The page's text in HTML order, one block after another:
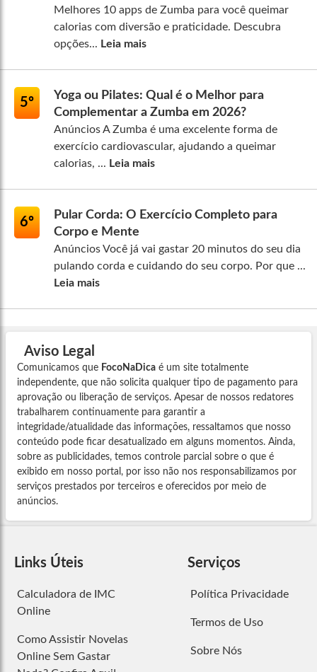
Melhores 10 apps de Zumba para você queimar
calorias com diversão e praticidade. Descubra
opções... Leia mais
5º
Yoga ou Pilates: Qual é o Melhor para
Complementar a Zumba em 2026?
Anúncios A Zumba é uma excelente forma de
exercício cardiovascular, ajudando a queimar
calorias, ... Leia mais
6º
Pular Corda: O Exercício Completo para
Corpo e Mente
Anúncios Você já vai gastar 20 minutos do seu dia
pulando corda e cuidando do seu corpo. Por que ...
Leia mais
Aviso Legal
Comunicamos que FocoNaDica é um site totalmente
independente, que não solicita qualquer tipo de pagamento para
aprovação ou liberação de serviços. Apesar de nossos redatores
trabalharem continuamente para garantir a
integridade/atualidade das informações, ressaltamos que nosso
conteúdo pode ficar desatualizado em alguns momentos. Ainda,
sobre as publicidades, temos controle parcial sobre o que é
exibido em nosso portal, por isso não nos responsabilizamos por
serviços prestados por terceiros e oferecidos por meio de
anúncios.
Links Úteis
Calculadora de IMC
Online
Como Assistir Novelas
Online Sem Gastar
Serviços
Política Privacidade
Termos de Uso
Sobre Nós